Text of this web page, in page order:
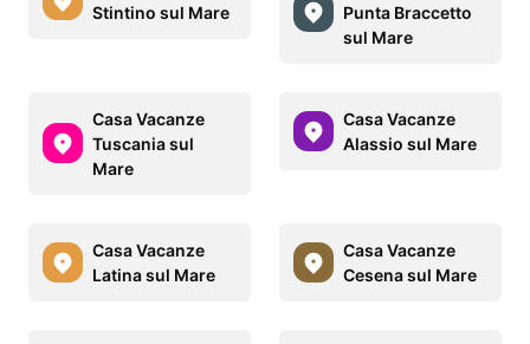
Stintino sul Mare
Punta Braccetto
sul Mare
Casa Vacanze
Tuscania sul
Mare
Casa Vacanze
Alassio sul Mare
Casa Vacanze
Latina sul Mare
Casa Vacanze
Cesena sul Mare